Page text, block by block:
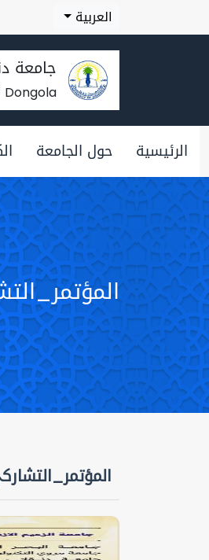
العربية
جامعة
الرئيسية حول الجامعة